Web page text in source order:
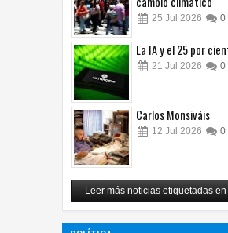
25 Jul 2026
21 Jul 2026 0
12 Jul 2026
artificial
07 Jul 2026 0
Leer más noticias etiquetadas
POLÍTICA